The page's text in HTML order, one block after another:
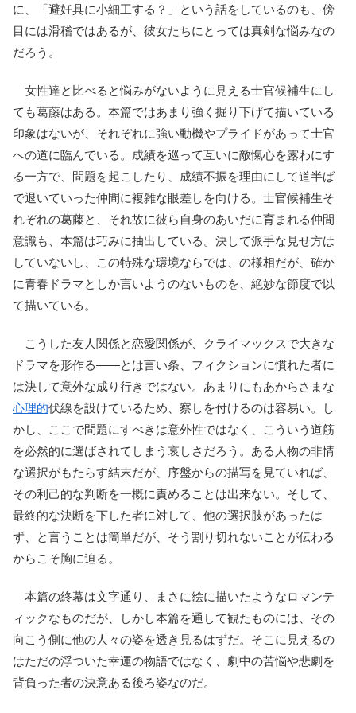
に、「避妊具に小細工する？」という話をしているのも、傍
目には滑稽ではあるが、彼女たちにとっては真剣な悩みなの
だろう。
女性達と比べると悩みがないように見える士官候補生にし
ても葛藤はある。本篇ではあまり強く掘り下げて描いている
印象はないが、それぞれに強い動機やプライドがあって士官
への道に臨んでいる。成績を巡って互いに敵愾心を露わにす
る一方で、問題を起こしたり、成績不振を理由にして道半ば
で退いていった仲間に複雑な眼差しを向ける。士官候補生そ
れぞれの葛藤と、それ故に彼ら自身のあいだに育まれる仲間
意識も、本篇は巧みに抽出している。決して派手な見せ方は
していないし、この特殊な環境ならでは、の様相だが、確か
に青春ドラマとしか言いようのないものを、絶妙な節度で以
て描いている。
こうした友人関係と恋愛関係が、クライマックスで大きな
ドラマを形作る――とは言い条、フィクションに慣れた者に
は決して意外な成り行きではない。あまりにもあからさまな
心理的伏線を設けているため、察しを付けるのは容易い。し
かし、ここで問題にすべきは意外性ではなく、こういう道筋
を必然的に選ばされてしまう哀しさだろう。ある人物の非情
な選択がもたらす結末だが、序盤からの描写を見ていれば、
その利己的な判断を一概に責めることは出来ない。そして、
最終的な決断を下した者に対して、他の選択肢があったは
ず、と言うことは簡単だが、そう割り切れないことが伝わる
からこそ胸に迫る。
本篇の終幕は文字通り、まさに絵に描いたようなロマンテ
ィックなものだが、しかし本篇を通して観たものには、その
向こう側に他の人々の姿を透き見るはずだ。そこに見えるの
はただの浮ついた幸運の物語ではなく、劇中の苦悩や悲劇を
背負った者の決意ある後ろ姿なのだ。